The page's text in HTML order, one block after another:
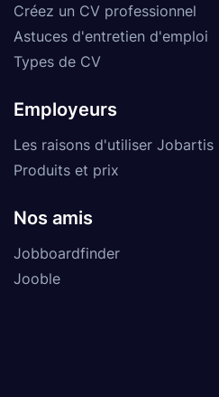
Créez un CV professionnel
Astuces d'entretien d'emploi
Types de CV
Employeurs
Les raisons d'utiliser Jobartis
Produits et prix
Nos amis
Jobboardfinder
Jooble